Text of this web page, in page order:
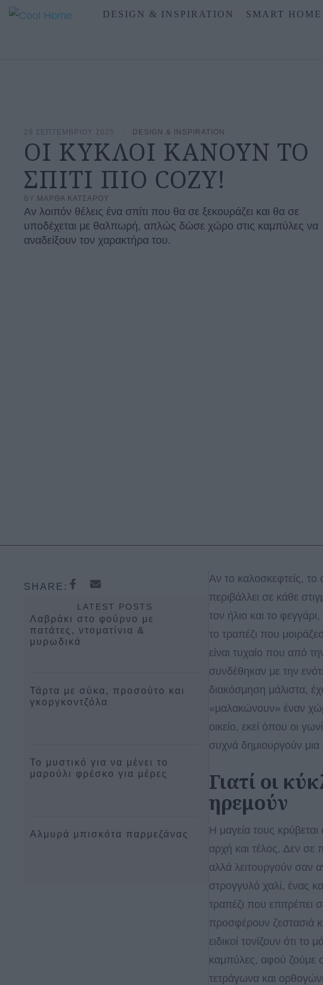
DESIGN & INSPIRATION SMART
29 ΣΕΠΤΕΜΒΡΙΟΥ 2025 DESIGN & INSPIRATION
ΟΙ ΚΥΚΛΟΙ ΚΑΝΟΥΝ ΤΟ
ΣΠΙΤΙ ΠΙΟ COZY!
BY ΜΑΡΘΑ ΚΑΤΣΑΡΟΥ
Αν λοιπόν θέλεις ένα σπίτι που θα σε ξεκουράζει και θα σε
υποδέχεται με θαλπωρή, απλώς δώσε χώρο στις καμπύλες να
αναδείξουν τον χαρακτήρα του.
SHARE:
LATEST POSTS
Λαβράκι στο φούρνο με
πατάτες, ντοματίνια &
μυρωδικά
Τάρτα με σύκα, προσούτο και
γκοργκοντζόλα
Το μυστικό για να μένει το
μαρούλι φρέσκο για μέρες
Αλμυρά μπισκότα παρμεζάνας
Αν το καλοσκεφτείς,
περιβάλλει σε κάθε
τον ήλιο και το
το τραπέζι που
είναι τυχαίο που από
συνδέθηκαν με την
διακόσμηση μάλιστα,
«μαλακώνουν» έναν
οικείο, εκεί όπου οι
συχνά δημιουργούν
Γιατί οι
ηρεμούν
Η μαγεία τους
αρχή και τέλος. Δεν σε
αλλά λειτουργούν σαν
στρογγυλό χαλί, ένας
τραπέζι που επιτρέπει
προσφέρουν ζεστασιά
ειδικοί τονίζουν ότι το
καμπύλες, αφού ζούμε
τετράγωνα και